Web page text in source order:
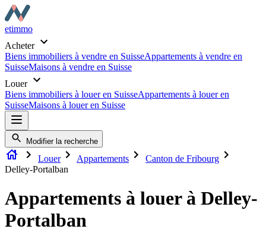
etimmo
Acheter
Biens immobiliers à vendre en SuisseAppartements à vendre en
SuisseMaisons à vendre en Suisse
Louer
Biens immobiliers à louer en SuisseAppartements à louer en
SuisseMaisons à louer en Suisse
Modifier la recherche
Louer Appartements
Canton de Fribourg
Delley-Portalban
Appartements à louer à Delley-
Portalban